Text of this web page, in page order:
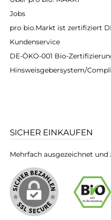
Jobs
pro bio.Markt ist zertifiziert
Kundenservice
DE-ÖKO-001 Bio-
Hinsweisgebersystem/
SICHER EINKAUFEN
Mehrfach ausgezeichnet